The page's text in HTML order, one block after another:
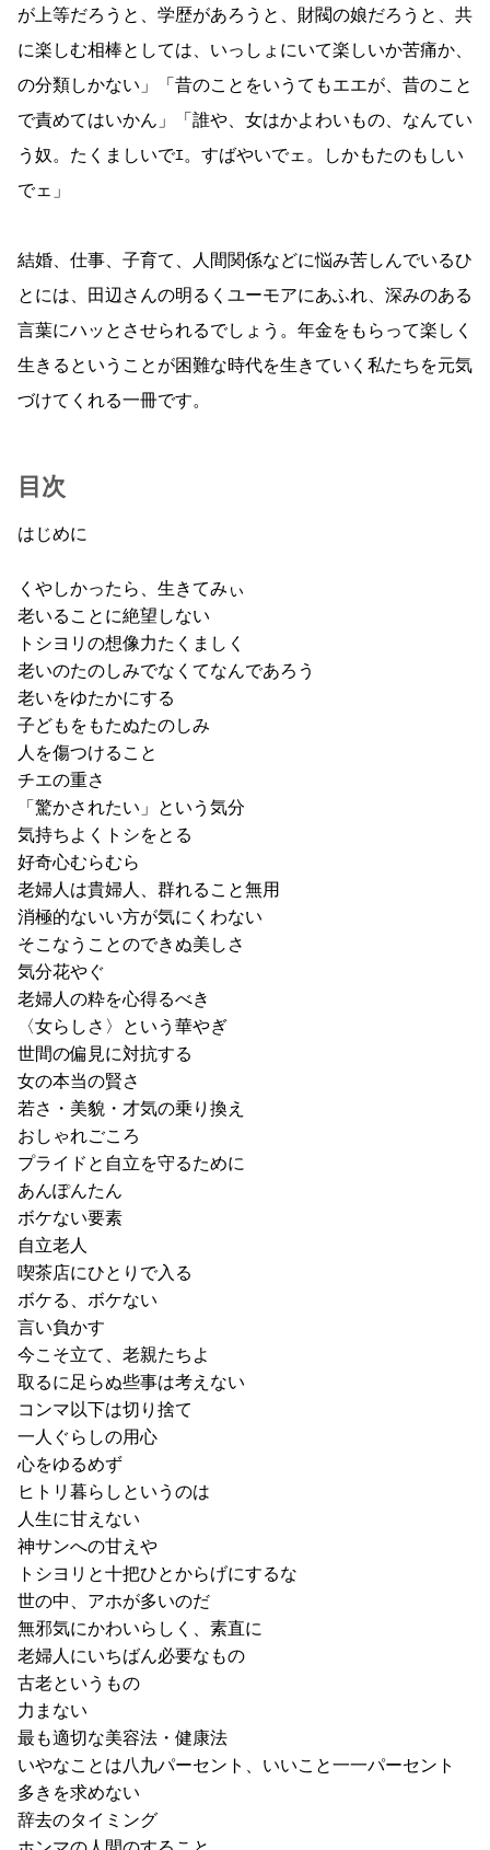
が上等だろうと、学歴があろうと、財閥の娘だろうと、共
に楽しむ相棒としては、いっしょにいて楽しいか苦痛か、
の分類しかない」「昔のことをいうてもエエが、昔のこと
で責めてはいかん」「誰や、女はかよわいもの、なんてい
う奴。たくましいでｴ。すばやいでェ。しかもたのもしい
でェ」
結婚、仕事、子育て、人間関係などに悩み苦しんでいるひ
とには、田辺さんの明るくユーモアにあふれ、深みのある
言葉にハッとさせられるでしょう。年金をもらって楽しく
生きるということが困難な時代を生きていく私たちを元気
づけてくれる一冊です。
目次
はじめに
くやしかったら、生きてみぃ
老いることに絶望しない
トシヨリの想像力たくましく
老いのたのしみでなくてなんであろう
老いをゆたかにする
子どもをもたぬたのしみ
人を傷つけること
チエの重さ
「驚かされたい」という気分
気持ちよくトシをとる
好奇心むらむら
老婦人は貴婦人、群れること無用
消極的ないい方が気にくわない
そこなうことのできぬ美しさ
気分花やぐ
老婦人の粋を心得るべき
〈女らしさ〉という華やぎ
世間の偏見に対抗する
女の本当の賢さ
若さ・美貌・才気の乗り換え
おしゃれごころ
プライドと自立を守るために
あんぽんたん
ボケない要素
自立老人
喫茶店にひとりで入る
ボケる、ボケない
言い負かす
今こそ立て、老親たちよ
取るに足らぬ些事は考えない
コンマ以下は切り捨て
一人ぐらしの用心
心をゆるめず
ヒトリ暮らしというのは
人生に甘えない
神サンへの甘えや
トシヨリと十把ひとからげにするな
世の中、アホが多いのだ
無邪気にかわいらしく、素直に
老婦人にいちばん必要なもの
古老というもの
力まない
最も適切な美容法・健康法
いやなことは八九パーセント、いいこと一一パーセント
多きを求めない
辞去のタイミング